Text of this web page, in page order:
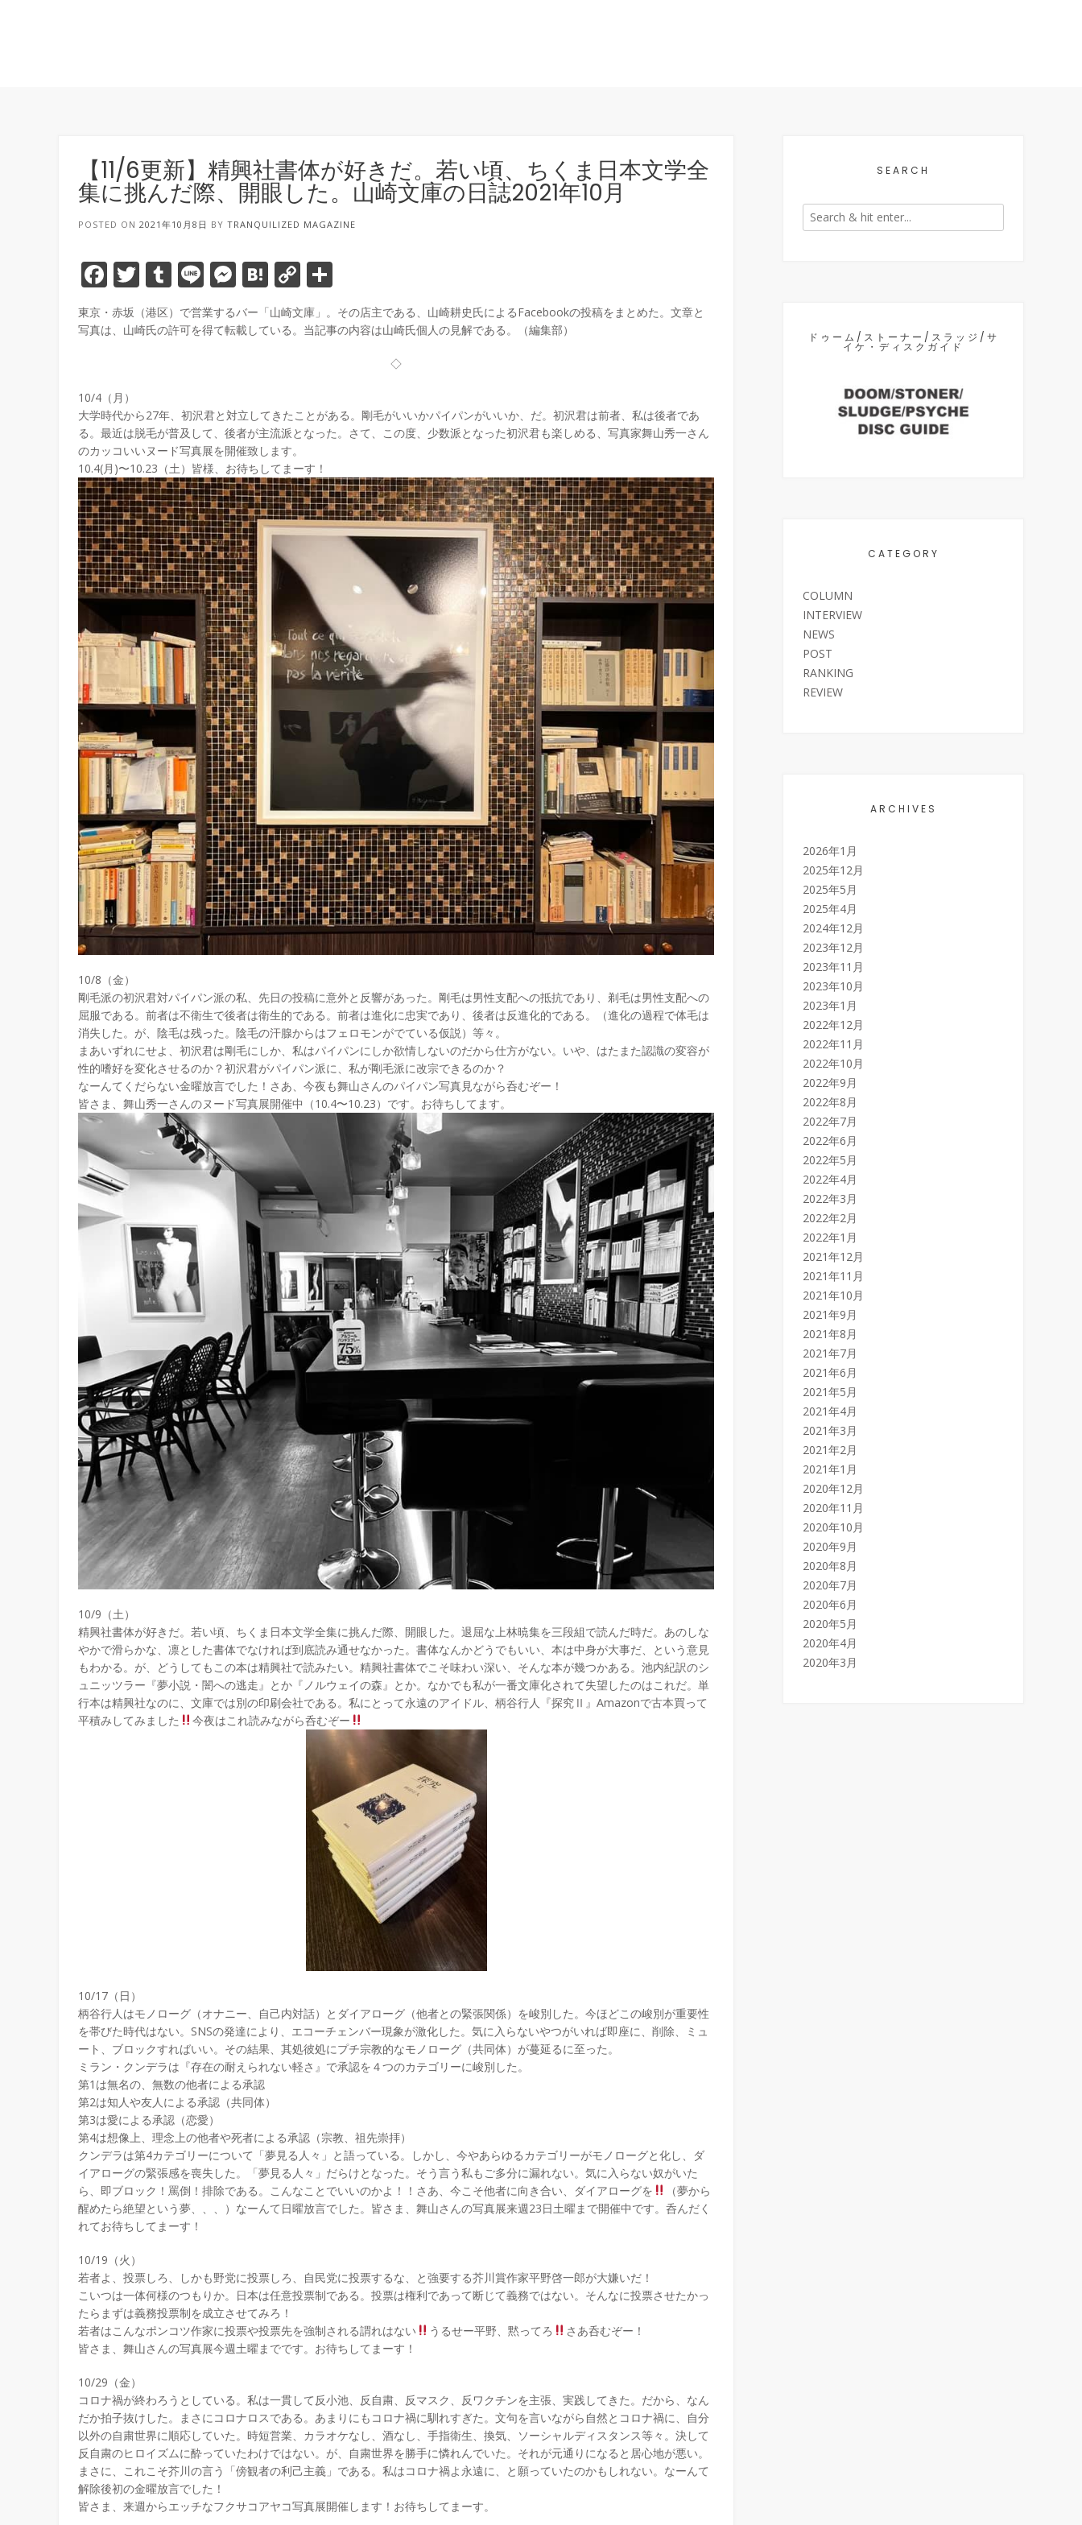
【11/6更新】精興社書体が好きだ。若い頃、ちくま日本文学全
集に挑んだ際、開眼した。山崎文庫の日誌2021年10月
POSTED ON 2021年10月8日 BY TRANQUILIZED MAGAZINE
Facebook
Twitter
Tumblr
LineMessenger
Hatena
Copy
Link有
東京・赤坂（港区）で営業するバー「山崎文庫」。その店主である、山崎耕史氏によるFacebookの投稿をまとめた。文章と
写真は、山崎氏の許可を得て転載している。当記事の内容は山崎氏個人の見解である。（編集部）
◇
10/4（月）
大学時代から27年、初沢君と対立してきたことがある。剛毛がいいかパイパンがいいか、だ。初沢君は前者、私は後者であ
る。最近は脱毛が普及して、後者が主流派となった。さて、この度、少数派となった初沢君も楽しめる、写真家舞山秀一さん
のカッコいいヌード写真展を開催致します。
10.4(月)〜10.23（土）皆様、お待ちしてまーす！
10/8（金）
剛毛派の初沢君対パイパン派の私、先日の投稿に意外と反響があった。剛毛は男性支配への抵抗であり、剃毛は男性支配への
屈服である。前者は不衛生で後者は衛生的である。前者は進化に忠実であり、後者は反進化的である。（進化の過程で体毛は
消失した。が、陰毛は残った。陰毛の汗腺からはフェロモンがでている仮説）等々。
まあいずれにせよ、初沢君は剛毛にしか、私はパイパンにしか欲情しないのだから仕方がない。いや、はたまた認識の変容が
性的嗜好を変化させるのか？初沢君がパイパン派に、私が剛毛派に改宗できるのか？
なーんてくだらない金曜放言でした！さあ、今夜も舞山さんのパイパン写真見ながら呑むぞー！
皆さま、舞山秀一さんのヌード写真展開催中（10.4〜10.23）です。お待ちしてます。
10/9（土）
精興社書体が好きだ。若い頃、ちくま日本文学全集に挑んだ際、開眼した。退屈な上林暁集を三段組で読んだ時だ。あのしな
やかで滑らかな、凛とした書体でなければ到底読み通せなかった。書体なんかどうでもいい、本は中身が大事だ、という意見
もわかる。が、どうしてもこの本は精興社で読みたい。精興社書体でこそ味わい深い、そんな本が幾つかある。池内紀訳のシ
ュニッツラー『夢小説・闇への逃走』とか『ノルウェイの森』とか。なかでも私が一番文庫化されて失望したのはこれだ。単
行本は精興社なのに、文庫では別の印刷会社である。私にとって永遠のアイドル、柄谷行人『探究Ⅱ』Amazonで古本買って
平積みしてみました
今夜はこれ読みながら呑むぞー
10/17（日）
柄谷行人はモノローグ（オナニー、自己内対話）とダイアローグ（他者との緊張関係）を峻別した。今ほどこの峻別が重要性
を帯びた時代はない。SNSの発達により、エコーチェンバー現象が激化した。気に入らないやつがいれば即座に、削除、ミュ
ート、ブロックすればいい。その結果、其処彼処にプチ宗教的なモノローグ（共同体）が蔓延るに至った。
ミラン・クンデラは『存在の耐えられない軽さ』で承認を４つのカテゴリーに峻別した。
第1は無名の、無数の他者による承認
第2は知人や友人による承認（共同体）
第3は愛による承認（恋愛）
第4は想像上、理念上の他者や死者による承認（宗教、祖先崇拝）
クンデラは第4カテゴリーについて「夢見る人々」と語っている。しかし、今やあらゆるカテゴリーがモノローグと化し、ダ
イアローグの緊張感を喪失した。「夢見る人々」だらけとなった。そう言う私もご多分に漏れない。気に入らない奴がいた
ら、即ブロック！罵倒！排除である。こんなことでいいのかよ！！さあ、今こそ他者に向き合い、ダイアローグを
（夢から
醒めたら絶望という夢、、、）なーんて日曜放言でした。皆さま、舞山さんの写真展来週23日土曜まで開催中です。呑んだく
れてお待ちしてまーす！
10/19（火）
若者よ、投票しろ、しかも野党に投票しろ、自民党に投票するな、と強要する芥川賞作家平野啓一郎が大嫌いだ！
こいつは一体何様のつもりか。日本は任意投票制である。投票は権利であって断じて義務ではない。そんなに投票させたかっ
たらまずは義務投票制を成立させてみろ！
若者はこんなポンコツ作家に投票や投票先を強制される謂れはない
うるせー平野、黙ってろ
さあ呑むぞー！
皆さま、舞山さんの写真展今週土曜までです。お待ちしてまーす！
10/29（金）
コロナ禍が終わろうとしている。私は一貫して反小池、反自粛、反マスク、反ワクチンを主張、実践してきた。だから、なん
だか拍子抜けした。まさにコロナロスである。あまりにもコロナ禍に馴れすぎた。文句を言いながら自然とコロナ禍に、自分
以外の自粛世界に順応していた。時短営業、カラオケなし、酒なし、手指衛生、換気、ソーシャルディスタンス等々。決して
反自粛のヒロイズムに酔っていたわけではない。が、自粛世界を勝手に憐れんでいた。それが元通りになると居心地が悪い。
まさに、これこそ芥川の言う「傍観者の利己主義」である。私はコロナ禍よ永遠に、と願っていたのかもしれない。なーんて
解除後初の金曜放言でした！
皆さま、来週からエッチなフクサコアヤコ写真展開催します！お待ちしてまーす。
SEARCH
ドゥーム/ストーナー/スラッジ/サ
イケ・ディスクガイド
CATEGORY
COLUMN
INTERVIEW
NEWS
POST
RANKING
REVIEW
ARCHIVES
2026年1月
2025年12月
2025年5月
2025年4月
2024年12月
2023年12月
2023年11月
2023年10月
2023年1月
2022年12月
2022年11月
2022年10月
2022年9月
2022年8月
2022年7月
2022年6月
2022年5月
2022年4月
2022年3月
2022年2月
2022年1月
2021年12月
2021年11月
2021年10月
2021年9月
2021年8月
2021年7月
2021年6月
2021年5月
2021年4月
2021年3月
2021年2月
2021年1月
2020年12月
2020年11月
2020年10月
2020年9月
2020年8月
2020年7月
2020年6月
2020年5月
2020年4月
2020年3月